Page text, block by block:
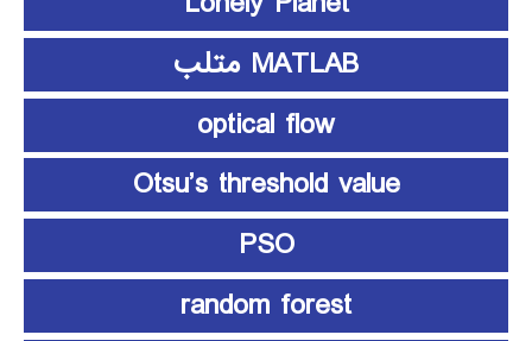
MATLAB متلب
optical flow
Otsu’s threshold value
PSO
random forest